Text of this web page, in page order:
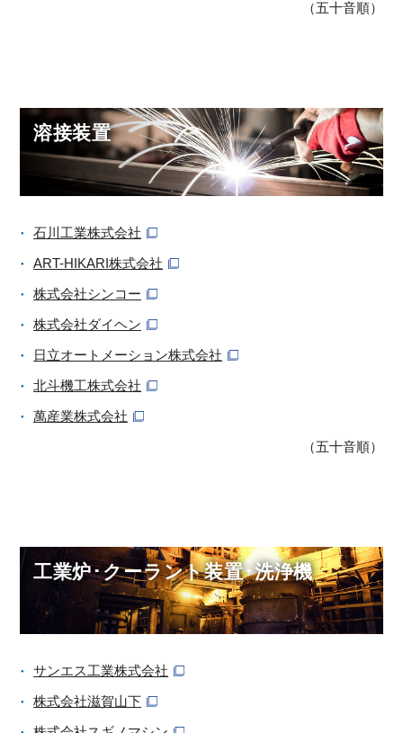
（五十音順）
溶接装置
石川工業株式会社
ART-HIKARI株式会社
株式会社シンコー
株式会社ダイヘン
日立オートメーション株式会社
北斗機工株式会社
萬産業株式会社
（五十音順）
工業炉･クーラント装置･洗浄機
サンエス工業株式会社
株式会社滋賀山下